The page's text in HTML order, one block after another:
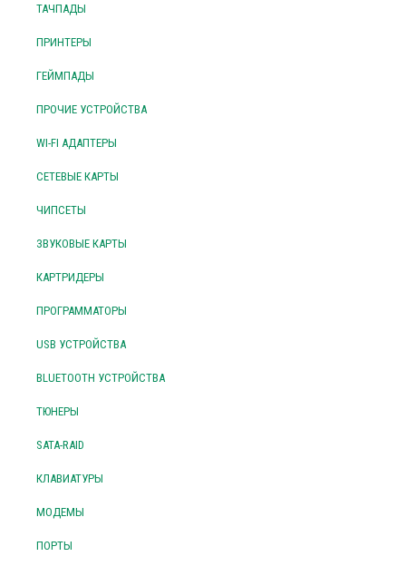
ТАЧПАДЫ
ПРИНТЕРЫ
ГЕЙМПАДЫ
ПРОЧИЕ УСТРОЙСТВА
WI-FI АДАПТЕРЫ
СЕТЕВЫЕ КАРТЫ
ЧИПСЕТЫ
ЗВУКОВЫЕ КАРТЫ
КАРТРИДЕРЫ
ПРОГРАММАТОРЫ
USB УСТРОЙСТВА
BLUETOOTH УСТРОЙСТВА
ТЮНЕРЫ
SATA-RAID
КЛАВИАТУРЫ
МОДЕМЫ
ПОРТЫ